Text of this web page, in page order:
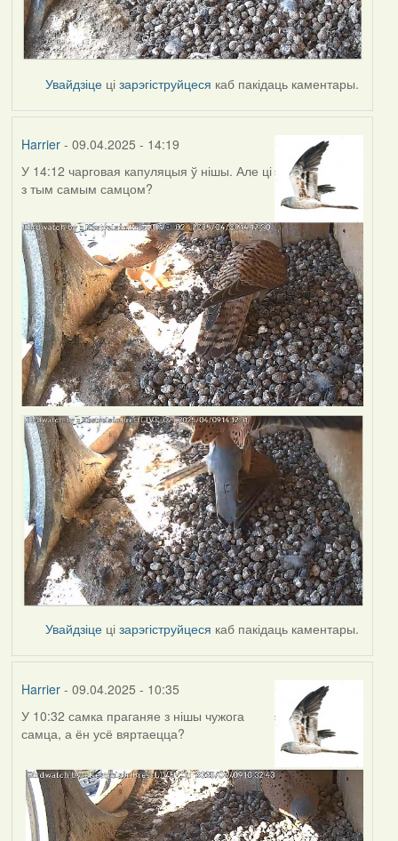
Увайдзіце цізарэгіструйцеся каб пакідаць каментары.
Harrier- 09.04.2025 - 14:19
У 14:12 чарговая капуляцыя ў нішы. Але ці
з тым самым самцом?
Увайдзіце цізарэгіструйцеся каб пакідаць каментары.
Harrier- 09.04.2025 - 10:35
У 10:32 самка праганяе з нішы чужога
самца, а ён усё вяртаецца?